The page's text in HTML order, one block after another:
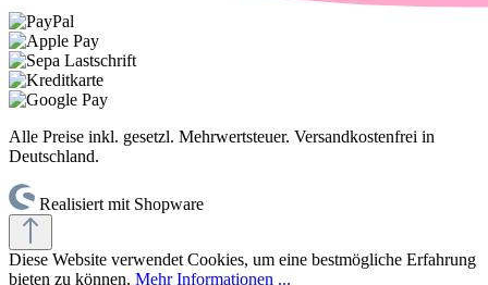
Alle Preise inkl. gesetzl. Mehrwertsteuer. Versandkostenfrei in
Deutschland.
Realisiert mit Shopware
Diese Website verwendet Cookies, um eine bestmögliche Erfahrung
bieten zu können. Mehr Informationen ...